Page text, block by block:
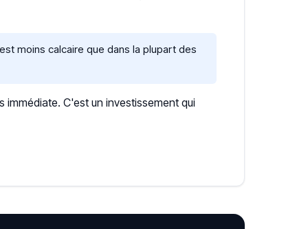
moins calcaire que dans la plupart des
C'est un investissement qui